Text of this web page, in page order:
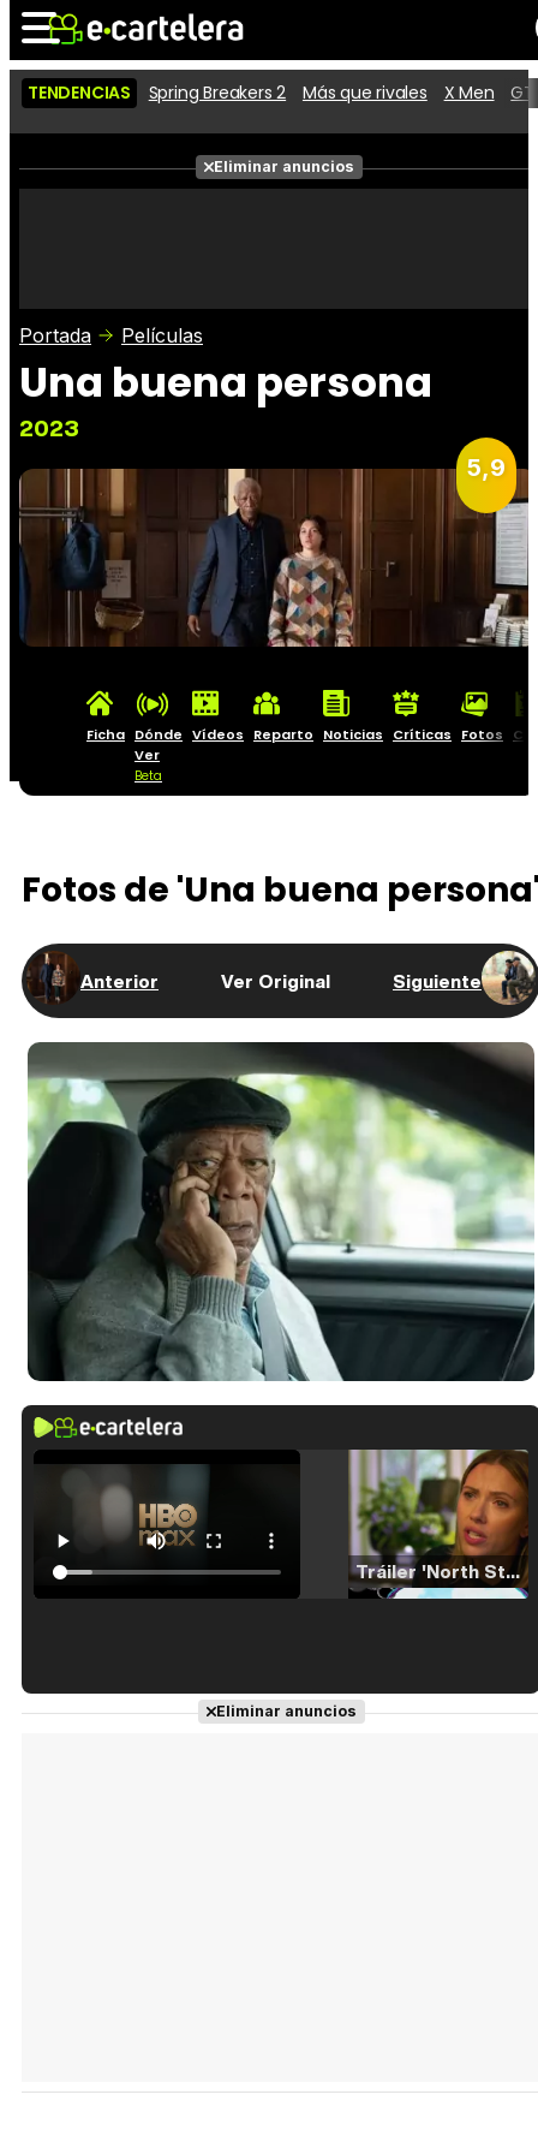
Noticias Cartelera
Películas
Críticas
TENDENCIAS Spring Breakers 2 Más que rivales X Men
Eliminar anuncios
Portada Películas
Una buena persona
2023
5,9
Ficha Dónde
Ver
Beta
Vídeos Reparto Noticias Críticas Fotos
Fotos de 'Una buena
Anterior Ver Original Siguiente
Tráiler 'North Star' (2023)
Tráiler en español de 'La isla olvidada'
Eliminar anuncios